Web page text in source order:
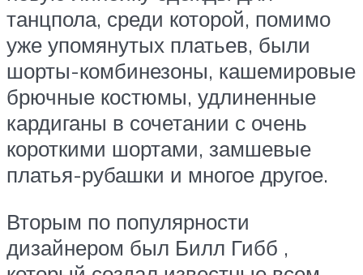
танцпола, среди которой, помимо
уже упомянутых платьев, были
шорты-комбинезоны, кашемировые
брючные костюмы, удлиненные
кардиганы в сочетании с очень
короткими шортами, замшевые
платья-рубашки и многое другое.
Вторым по популярности
дизайнером был Билл Гибб ,